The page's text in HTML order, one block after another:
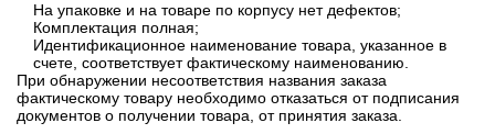
На упаковке и на товаре по корпусу нет дефектов;
Комплектация полная;
Идентификационное наименование товара, указанное в
счете, соответствует фактическому наименованию.
При обнаружении несоответствия названия заказа
фактическому товару необходимо отказаться от подписания
документов о получении товара, от принятия заказа.